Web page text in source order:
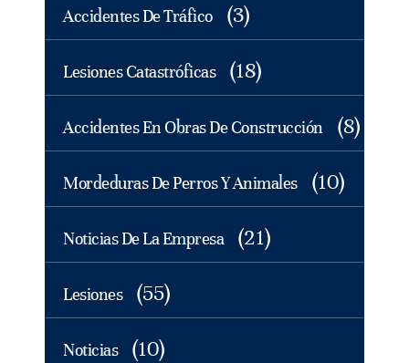
Accidentes De Tráfico (3)
Lesiones Catastróficas (18)
Accidentes En Obras De Construcción (8)
Mordeduras De Perros Y Animales (10)
Noticias De La Empresa (21)
Lesiones (55)
Noticias (10)